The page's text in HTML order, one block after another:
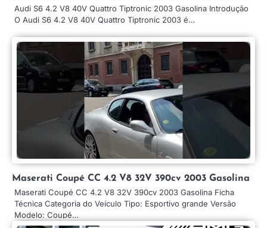
Audi S6 4.2 V8 40V Quattro Tiptronic 2003 Gasolina Introdução
O Audi S6 4.2 V8 40V Quattro Tiptronic 2003 é…
Maserati Coupé CC 4.2 V8 32V 390cv 2003 Gasolina
Maserati Coupé CC 4.2 V8 32V 390cv 2003 Gasolina Ficha
Técnica Categoria do Veículo Tipo: Esportivo grande Versão
Modelo: Coupé…